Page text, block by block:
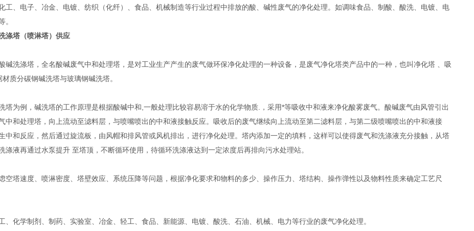
工、电子、冶金、电镀、纺织（化纤）、食品、机械制造等行业过程中排放的酸、碱性废气的净化处理。如调味食品、制酸、酸洗、电镀、电
。
涤塔（喷淋塔）供应
碱洗涤塔，全名酸碱废气中和处理塔，是对工业生产产生的废气做环保净化处理的一种设备，是废气净化塔类产品中的一种，也叫净化塔 、吸
质分碳钢碱洗塔与玻璃钢碱洗塔。
塔为例，碱洗塔的工作原理是根据酸碱中和,一般处理比较容易溶于水的化学物质.，采用*等吸收中和液来净化酸雾废气。酸碱废气由风管引出
中和处理塔，向上流动至滤料层，与喷嘴喷出的中和液接触反应。吸收后的废气继续向上流动至第二滤料层，与第二级喷嘴喷出的中和液接
中和反应，然后通过旋流板，由风帽和排风管或风机排出，进行净化处理。塔内添加一定的填料，这样可以使得废气和洗涤液充分接触，从塔
涤液再通过水泵提升 至塔顶，不断循环使用，待循环洗涤液达到一定浓度后再排向污水处理站。
空塔速度、喷淋密度、塔壁效应、系统压降等问题，根据净化要求和物料的多少、操作压力、塔结构、操作弹性以及物料性质来确定工艺尺
、化学制剂、制药、实验室、冶金、轻工、食品、新能源、电镀、酸洗、石油、机械、电力等行业的废气净化处理。